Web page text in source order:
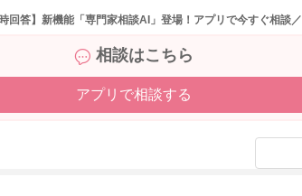
と組み合わせて使用していただくのが安心ですね。
回答】新機能「専門家相談AI」登場！アプリで今すぐ相談／
相談はこちら
アプリで相談する